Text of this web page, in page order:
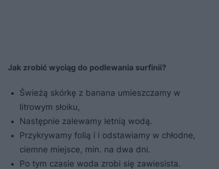
Jak zrobić wyciąg do podlewania surfinii?
Świeżą skórkę z banana umieszczamy w
litrowym słoiku,
Następnie zalewamy letnią wodą.
Przykrywamy folią i i odstawiamy w chłodne,
ciemne miejsce, min. na dwa dni.
Po tym czasie woda zrobi się zawiesista.